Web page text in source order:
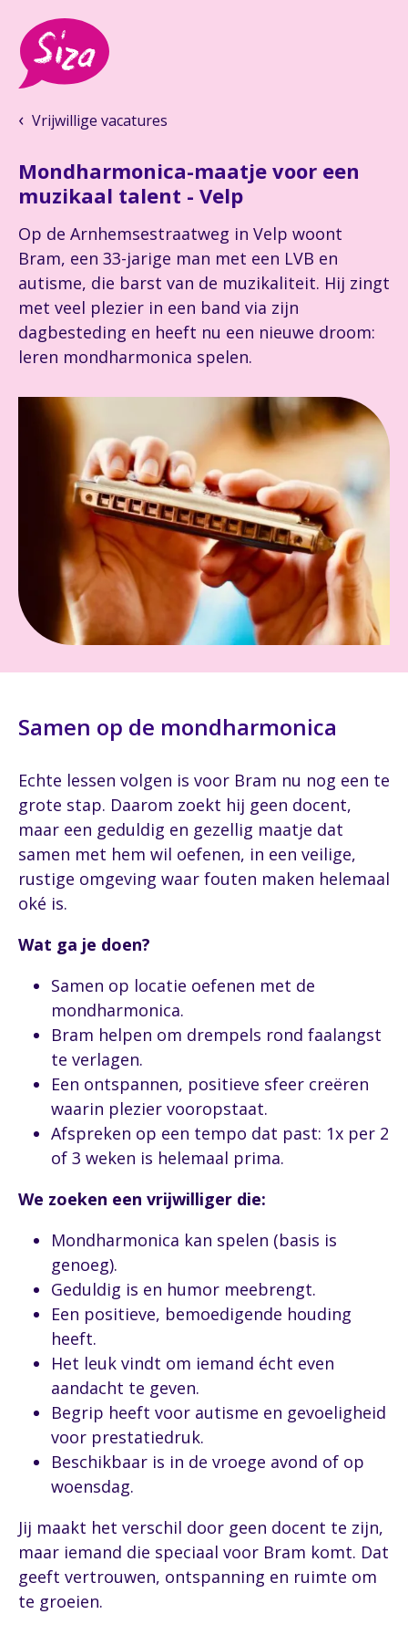
Vrijwillige vacatures
Mondharmonica-maatje voor een
muzikaal talent - Velp
Op de Arnhemsestraatweg in Velp woont
Bram, een 33-jarige man met een LVB en
autisme, die barst van de muzikaliteit. Hij zingt
met veel plezier in een band via zijn
dagbesteding en heeft nu een nieuwe droom:
leren mondharmonica spelen.
Samen op de mondharmonica
Echte lessen volgen is voor Bram nu nog een te
grote stap. Daarom zoekt hij geen docent,
maar een geduldig en gezellig maatje dat
samen met hem wil oefenen, in een veilige,
rustige omgeving waar fouten maken helemaal
oké is.
Wat ga je doen?
Samen op locatie oefenen met de
mondharmonica.
Bram helpen om drempels rond faalangst
te verlagen.
Een ontspannen, positieve sfeer creëren
waarin plezier vooropstaat.
Afspreken op een tempo dat past: 1x per 2
of 3 weken is helemaal prima.
We zoeken een vrijwilliger die:
Mondharmonica kan spelen (basis is
genoeg).
Geduldig is en humor meebrengt.
Een positieve, bemoedigende houding
heeft.
Het leuk vindt om iemand écht even
aandacht te geven.
Begrip heeft voor autisme en gevoeligheid
voor prestatiedruk.
Beschikbaar is in de vroege avond of op
woensdag.
Jij maakt het verschil door geen docent te zijn,
maar iemand die speciaal voor Bram komt. Dat
geeft vertrouwen, ontspanning en ruimte om
te groeien.